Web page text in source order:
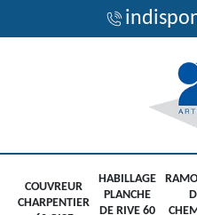
COUVREUR
CHARPENTIER
HABILLAGE
PLANCHE
DE RIVE 60